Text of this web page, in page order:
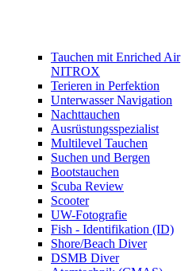
Tauchen mit Enriched Air
NITROX
Terieren in Perfektion
Unterwasser Navigation
Nachttauchen
Ausrüstungsspezialist
Multilevel Tauchen
Suchen und Bergen
Bootstauchen
Scuba Review
Scooter
UW-Fotografie
Fish - Identifikation (ID)
Shore/Beach Diver
DSMB Diver